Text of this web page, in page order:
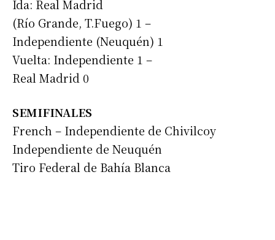
Ida: Real Madrid
(Río Grande, T.Fuego) 1 –
Independiente (Neuquén) 1
Vuelta: Independiente 1 –
Real Madrid 0
SEMIFINALES
French – Independiente de Chivilcoy
Independiente de Neuquén
Tiro Federal de Bahía Blanca